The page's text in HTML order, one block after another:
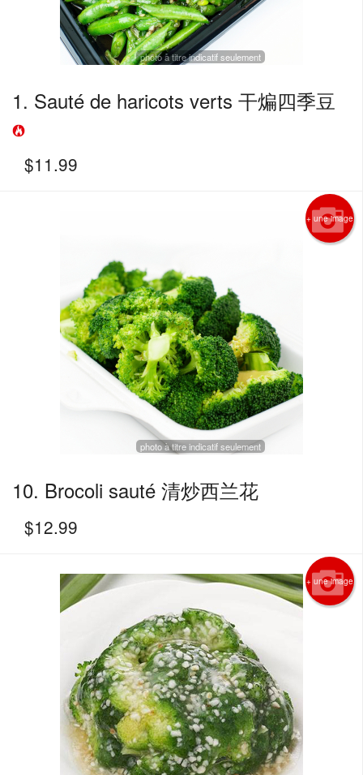
photo à titre indicatif seulement
1. Sauté de haricots verts 干煸四季豆
$11.99
+ une image
photo à titre indicatif seulement
10. Brocoli sauté 清炒西兰花
$12.99
+ une image